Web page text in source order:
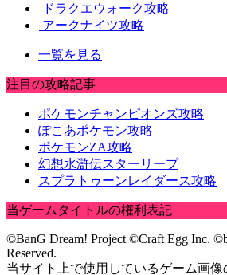
ドラクエウォーク攻略
アークナイツ攻略
一覧を見る
注目の攻略記事
ポケモンチャンピオンズ攻略
ぽこあポケモン攻略
ポケモンZA攻略
幻想水滸伝スターリープ
スプラトゥーンレイダース攻略
当ゲームタイトルの権利表記
©BanG Dream! Project ©Craft Egg Inc.
Reserved.
当サイト上で使用しているゲーム画